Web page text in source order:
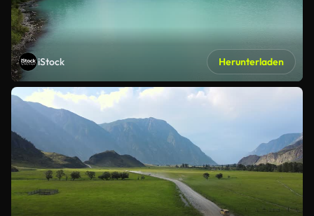
iStock Herunterladen